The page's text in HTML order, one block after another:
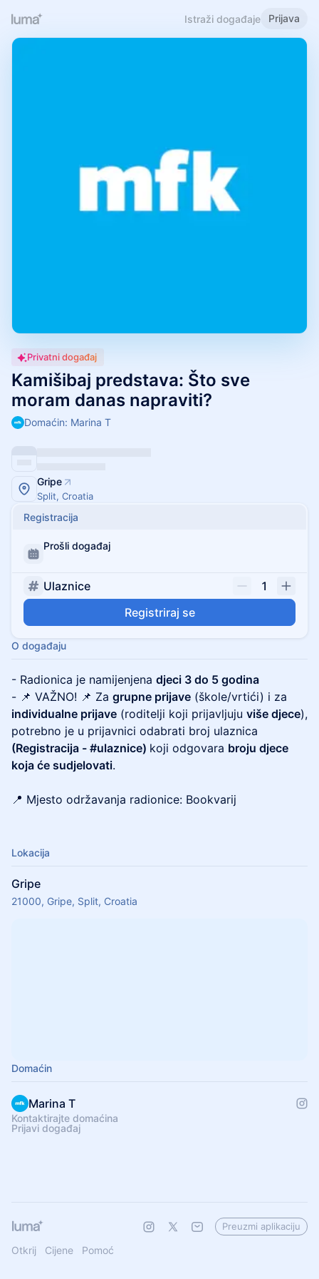
Istraži događaje Prijava
Privatni događaj
Kamišibaj predstava: Što sve
moram danas napraviti?
Domaćin: Marina T
Gripe
Split, Croatia
Registracija
Prošli događaj
Ulaznice
1
Registriraj se
O događaju
- Radionica je namijenjena djeci 3 do 5 godina
- 📌 VAŽNO! 📌 Za grupne prijave (škole/vrtići) i za
individualne prijave (roditelji koji prijavljuju više djece),
potrebno je u prijavnici odabrati broj ulaznica
(Registracija - #ulaznice) koji odgovara broju djece
koja će sudjelovati.
📍 Mjesto održavanja radionice: Bookvarij
Lokacija
Gripe
21000, Gripe, Split, Croatia
Domaćin
Marina T
Kontaktirajte domaćina
Prijavi događaj
Otkrij Cijene Pomoć
Preuzmi aplikaciju